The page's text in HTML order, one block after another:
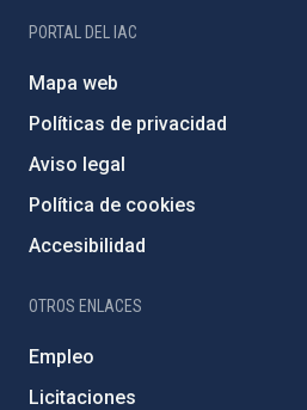
PORTAL DEL IAC
Mapa web
Políticas de privacidad
Aviso legal
Política de cookies
Accesibilidad
OTROS ENLACES
Empleo
Licitaciones